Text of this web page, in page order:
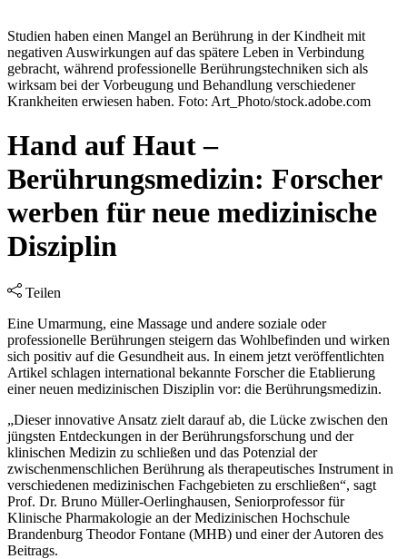
Studien haben einen Mangel an Berührung in der Kindheit mit
negativen Auswirkungen auf das spätere Leben in Verbindung
gebracht, während professionelle Berührungstechniken sich als
wirksam bei der Vorbeugung und Behandlung verschiedener
Krankheiten erwiesen haben. Foto: Art_Photo/stock.adobe.com
Hand auf Haut –
Berührungsmedizin: Forscher
werben für neue medizinische
Disziplin
Teilen
Eine Umarmung, eine Massage und andere soziale oder
professionelle Berührungen steigern das Wohlbefinden und wirken
sich positiv auf die Gesundheit aus. In einem jetzt veröffentlichten
Artikel schlagen international bekannte Forscher die Etablierung
einer neuen medizinischen Disziplin vor: die Berührungsmedizin.
„Dieser innovative Ansatz zielt darauf ab, die Lücke zwischen den
jüngsten Entdeckungen in der Berührungsforschung und der
klinischen Medizin zu schließen und das Potenzial der
zwischenmenschlichen Berührung als therapeutisches Instrument in
verschiedenen medizinischen Fachgebieten zu erschließen“, sagt
Prof. Dr. Bruno Müller-Oerlinghausen, Seniorprofessor für
Klinische Pharmakologie an der Medizinischen Hochschule
Brandenburg Theodor Fontane (MHB) und einer der Autoren des
Beitrags.